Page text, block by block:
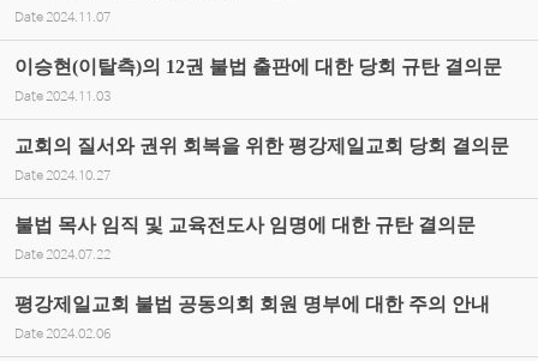
Date 2024.11.07
이승현(이탈측)의 12권 불법 출판에 대한 당회 규탄 결의문
Date 2024.11.03
교회의 질서와 권위 회복을 위한 평강제일교회 당회 결의문
Date 2024.10.27
불법 목사 임직 및 교육전도사 임명에 대한 규탄 결의문
Date 2024.07.22
평강제일교회 불법 공동의회 회원 명부에 대한 주의 안내
Date 2024.02.06